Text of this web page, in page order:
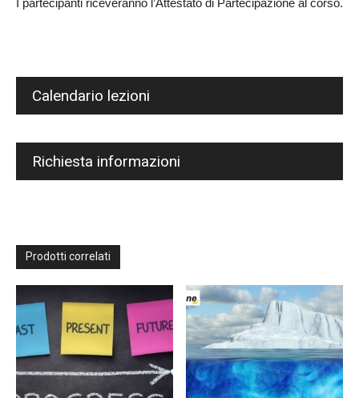
Calendario lezioni
Richiesta informazioni
Prodotti correlati